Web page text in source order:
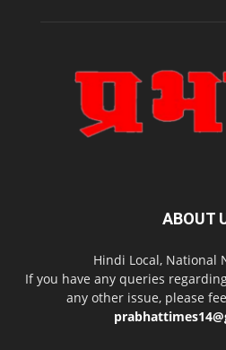
ABOUT
Hindi Local, National
If you have any queries
any other issue, please